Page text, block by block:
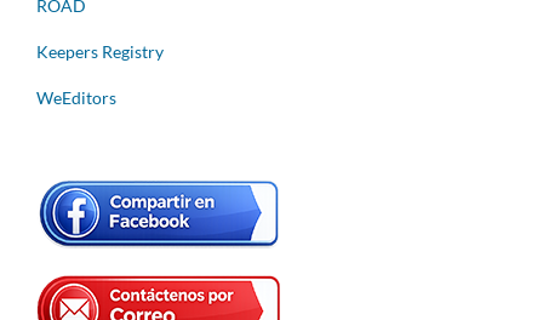
ROAD
Keepers Registry
WeEditors